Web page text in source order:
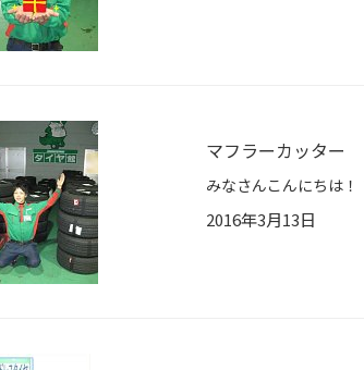
マフラーカッター
2016年3月13日